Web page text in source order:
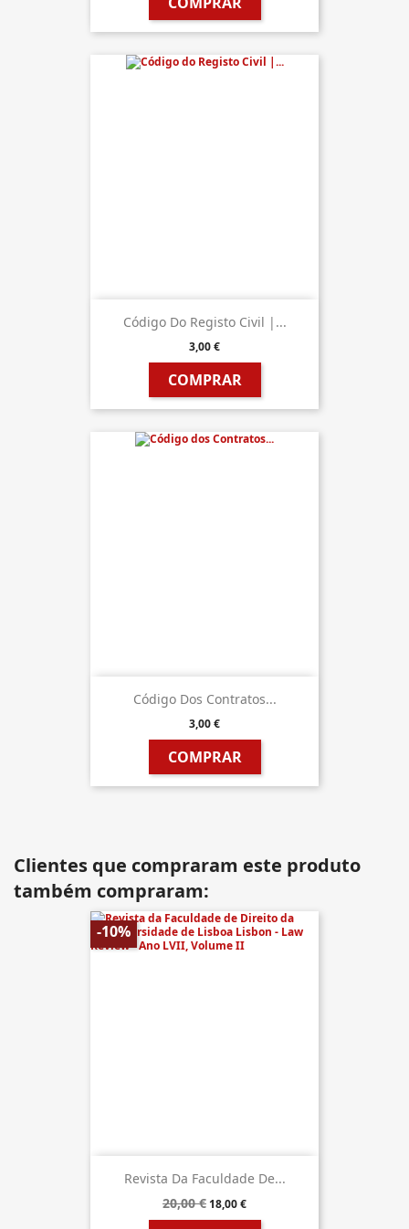
Código Do Registo Civil |...
3,00 €
COMPRAR
Código Dos Contratos...
3,00 €
COMPRAR
Clientes que compraram este produto
também compraram:
Revista Da Faculdade De...
20,00 € 18,00 €
-10%